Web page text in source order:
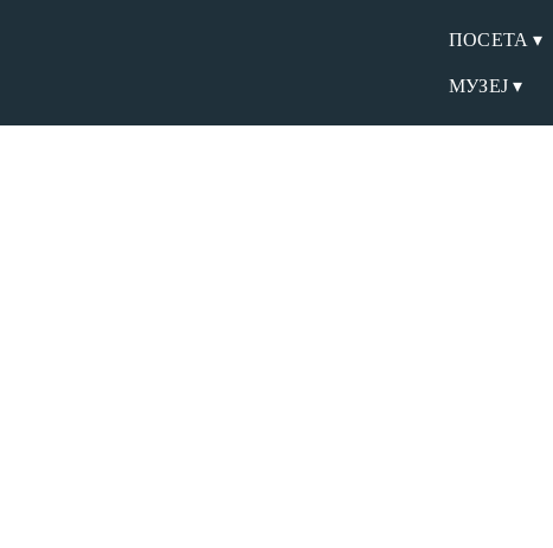
ПОСЕТА ▾
МУЗЕЈ ▾